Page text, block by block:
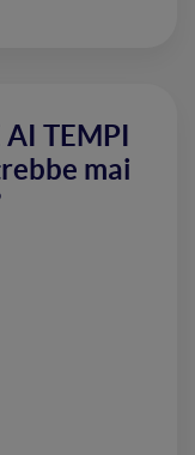
TEMPI
mai